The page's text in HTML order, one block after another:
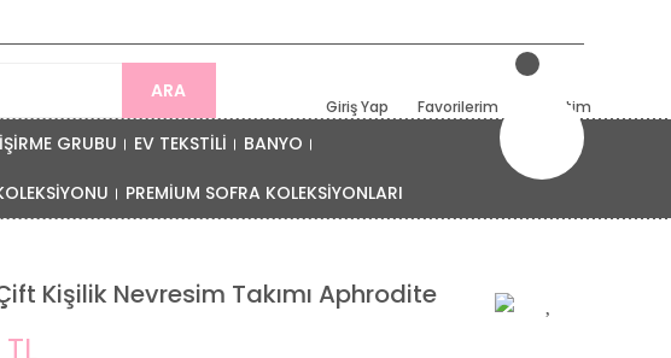
ARA
Giriş Yap Favorilerim Sepetim
GRUBU EV TEKSTİLİ BANYO
PREMİUM SOFRA KOLEKSİYONLARI
Kişilik Nevresim Takımı Aphrodite